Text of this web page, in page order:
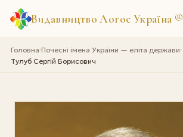
Видавництво Логос Україна ®
Головна›Почесні імена України — еліта держави›
Тулуб Сергій Борисович